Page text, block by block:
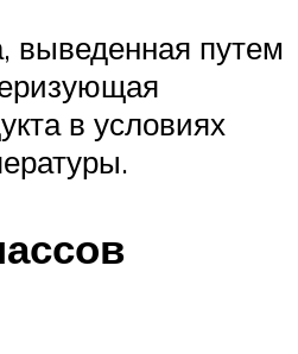
выведенная путем
в условиях